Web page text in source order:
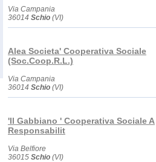
Via Campania
36014 Schio (VI)
Alea Societa' Cooperativa Sociale
(Soc.Coop.R.L.)
Via Campania
36014 Schio (VI)
'Il Gabbiano ' Cooperativa Sociale A
Responsabilit
Via Belfiore
36015 Schio (VI)